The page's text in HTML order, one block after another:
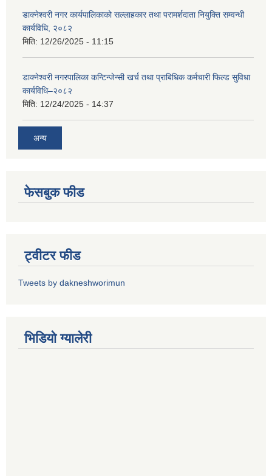
डाक्नेश्वरी नगर कार्यपालिकाको सल्लाहकार तथा परामर्शदाता नियुक्ति सम्वन्धी
कार्यविधि, २०८२
मिति: 12/26/2025 - 11:15
डाक्नेश्वरी नगरपालिका कन्टिन्जेन्सी खर्च तथा प्राबिधिक कर्मचारी फिल्ड सुविधा
कार्यविधि–२०८२
मिति: 12/24/2025 - 14:37
अन्य
फेसबुक फीड
ट्वीटर फीड
Tweets by dakneshworimun
भिडियाे ग्यालेरी